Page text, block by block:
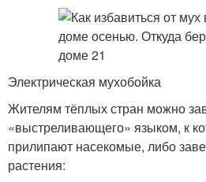
Электрическая мухобойка
Жителям тёплых стран можно
«выстреливающего» языком, к
прилипают насекомые, либо
растения: